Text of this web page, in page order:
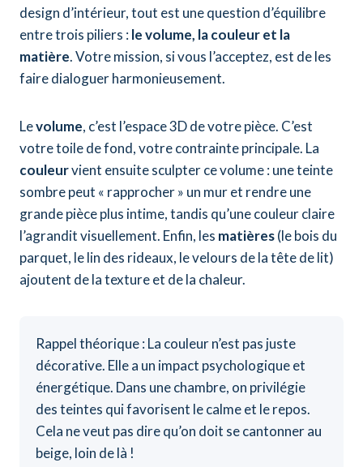
design d’intérieur, tout est une question d’équilibre
entre trois piliers :le volume, la couleur et la
matière. Votre mission, si vous l’acceptez, est de les
faire dialoguer harmonieusement.
Levolume, c’est l’espace 3D de votre pièce. C’est
votre toile de fond, votre contrainte principale. La
couleurvient ensuite sculpter ce volume : une teinte
sombre peut « rapprocher » un mur et rendre une
grande pièce plus intime, tandis qu’une couleur claire
l’agrandit visuellement. Enfin, les matières(le bois du
parquet, le lin des rideaux, le velours de la tête de lit)
ajoutent de la texture et de la chaleur.
Rappel théorique : La couleur n’est pas juste
décorative. Elle a un impact psychologique et
énergétique. Dans une chambre, on privilégie
des teintes qui favorisent le calme et le repos.
Cela ne veut pas dire qu’on doit se cantonner au
beige, loin de là !